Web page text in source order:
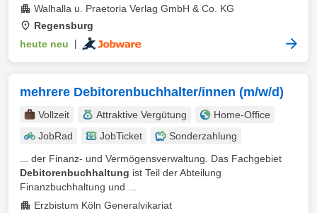
Walhalla u. Praetoria Verlag GmbH & Co. KG
Regensburg
heute neu
mehrere Debitorenbuchhalter/innen (m/w/d)
Vollzeit Attraktive Vergütung
Home-Office
JobRad
JobTicket
Sonderzahlung
... der Finanz- und Vermögensverwaltung. Das Fachgebiet
Debitorenbuchhaltung ist Teil der Abteilung
Finanzbuchhaltung und ...
Erzbistum Köln Generalvikariat